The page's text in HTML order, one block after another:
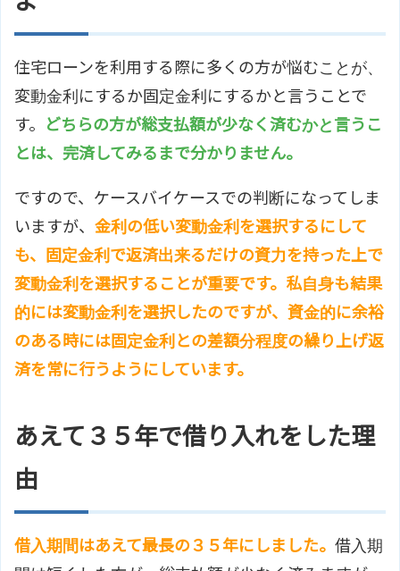
住宅ローンを利用する際に多くの方が悩むことが、
変動金利にするか固定金利にするかと言うことで
す。
どちらの方が総支払額が少なく済むかと言うこ
とは、完済してみるまで分かりません。
ですので、ケースバイケースでの判断になってしま
いますが、 金利の低い変動金利を選択するにして
も、固定金利で返済出来るだけの資力を持った上で
変動金利を選択することが重要です。私自身も結果
的には変動金利を選択したのですが、資金的に余裕
のある時には固定金利との差額分程度の繰り上げ返
済を常に行うようにしています。
あえて３５年で借り入れをした理
由
借入期間はあえて最長の３５年にしました。 借入期